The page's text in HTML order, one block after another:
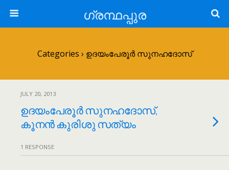
ഗ്രന്ഥപ്പുര
Categories › ഉദയംപേരൂർ സുനഹദോസ്
JULY 20, 2013
ഉദയംപേരൂർ സുനഹദോസ്,
കൂനൻ കുരിശു സത്യം
1 RESPONSE